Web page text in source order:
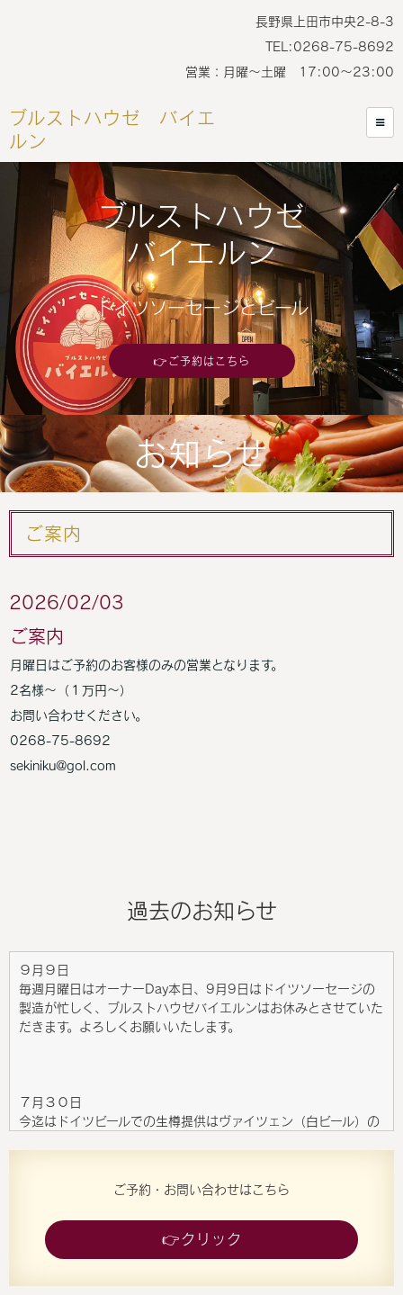
長野県上田市中央2-8-3
TEL:0268-75-8692
営業：月曜～土曜 17:00～23:00
ブルストハウゼ バイエ
ルン
ブルストハウゼ
バイエルン
ドイツソーセージとビール
👉ご予約はこちら
お知らせ
ご案内
2026/02/03
ご案内
月曜日はご予約のお客様のみの営業となります。
2名様～（１万円～）
お問い合わせください。
0268-75-8692
sekiniku@gol.com
過去のお知らせ
９月９日
毎週月曜日はオーナーDay本日、9月9日はドイツソーセージの
製造が忙しく、ブルストハウゼバイエルンはお休みとさせていた
だきます。よろしくお願いいたします。
７月３０日
今迄はドイツビールでの生樽提供はヴァイツェン（白ビール）の
それに伴いまして、デュンケルは中（500㎖）のみのご提供でし
中大・特大のご提供も可能です）
ご予約・お問い合わせはこちら
👉クリック